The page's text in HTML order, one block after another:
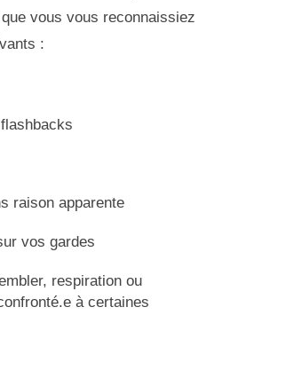
vous vous reconnaissiez
:
raison apparente
vos gardes
respiration ou
à certaines